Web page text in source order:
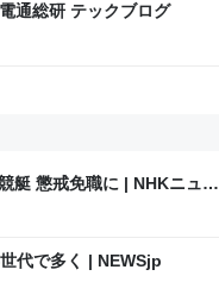
通総研 テックブログ
艇 懲戒免職に | NHKニュー
代で多く | NEWSjp